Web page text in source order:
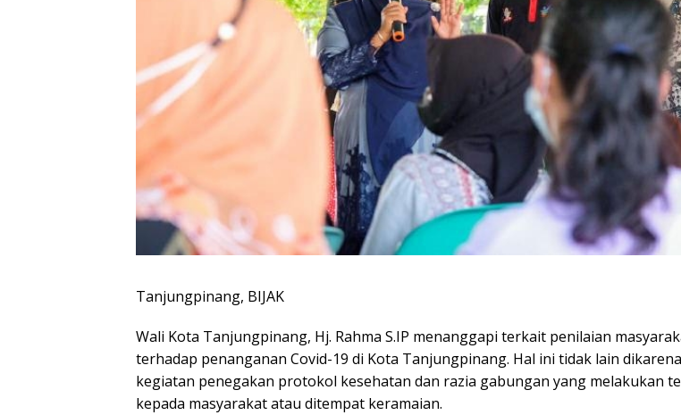
Tanjungpinang, BIJAK
Wali Kota Tanjungpinang, Hj. Rahma S.IP menanggapi terkait penilaian
terhadap penanganan Covid-19 di Kota Tanjungpinang. Hal ini tidak lain
kegiatan penegakan protokol kesehatan dan razia gabungan yang melakukan
kepada masyarakat atau ditempat keramaian.